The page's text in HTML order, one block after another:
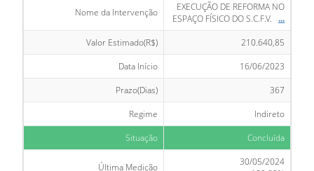
Nome da Intervenção
EXECUÇÃO DE REFORMA NO
ESPAÇO FÍSICO DO S.C.F.V.
...
Valor Estimado(R$)
210.640,85
Data Início
16/06/2023
Prazo(Dias)
367
Regime
Indireto
Situação
Concluída
Última Medição
30/05/2024